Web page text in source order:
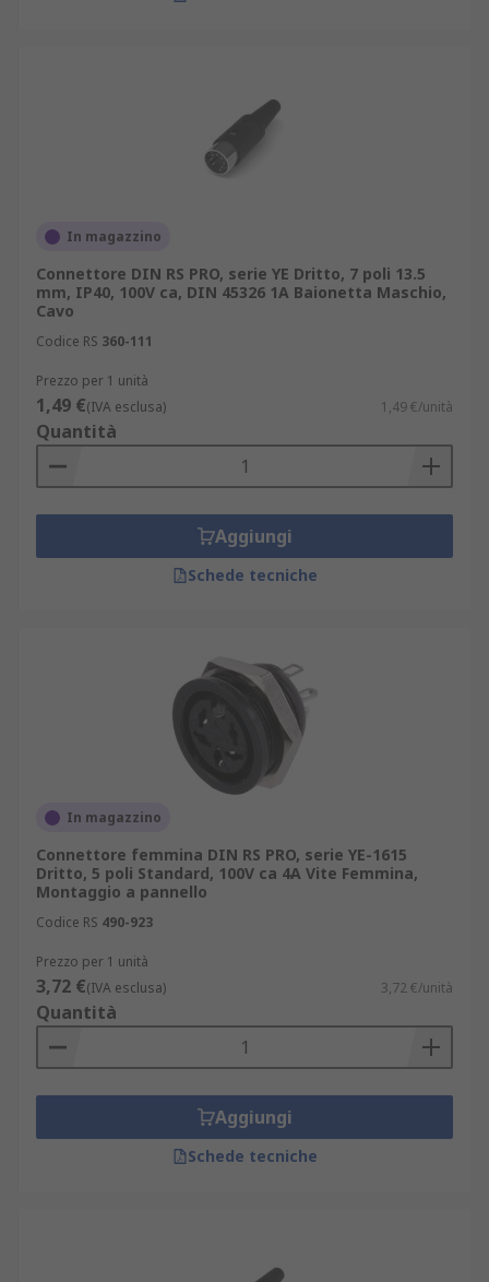
In magazzino
Connettore DIN RS PRO, serie YE Dritto, 7 poli 13.5
mm, IP40, 100V ca, DIN 45326 1A Baionetta Maschio,
Cavo
Codice RS 360-111
Prezzo per 1 unità
1,49 €(IVA esclusa) 1,49 €/unità
Quantità
Aggiungi
Schede tecniche
In magazzino
Connettore femmina DIN RS PRO, serie YE-1615
Dritto, 5 poli Standard, 100V ca 4A Vite Femmina,
Montaggio a pannello
Codice RS 490-923
Prezzo per 1 unità
3,72 €(IVA esclusa) 3,72 €/unità
Quantità
Aggiungi
Schede tecniche